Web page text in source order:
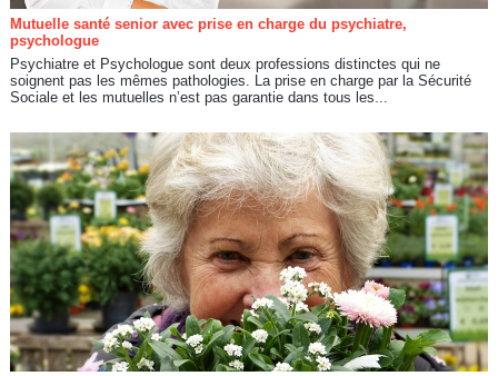
Mutuelle santé senior avec prise en charge du psychiatre,
psychologue
Psychiatre et Psychologue sont deux professions distinctes qui ne
soignent pas les mêmes pathologies. La prise en charge par la Sécurité
Sociale et les mutuelles n’est pas garantie dans tous les...